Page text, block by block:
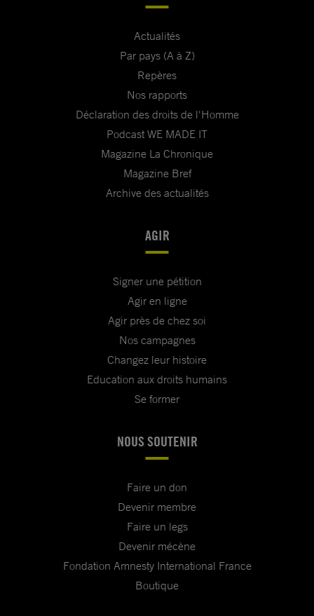
Actualités
Par pays (A à Z)
Repères
Nos rapports
Déclaration des droits de l'Homme
Podcast WE MADE IT
Magazine La Chronique
Magazine Bref
Archive des actualités
AGIR
Signer une pétition
Agir en ligne
Agir près de chez soi
Nos campagnes
Changez leur histoire
Education aux droits humains
Se former
NOUS SOUTENIR
Faire un don
Devenir membre
Faire un legs
Devenir mécène
Fondation Amnesty International France
Boutique